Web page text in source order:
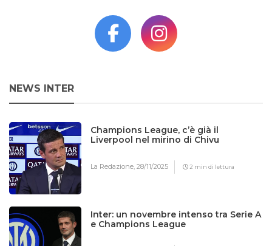
NEWS INTER
Champions League, c’è già il
Liverpool nel mirino di Chivu
La Redazione,28/11/2025 2 min di lettura
Inter: un novembre intenso tra Serie A
e Champions League